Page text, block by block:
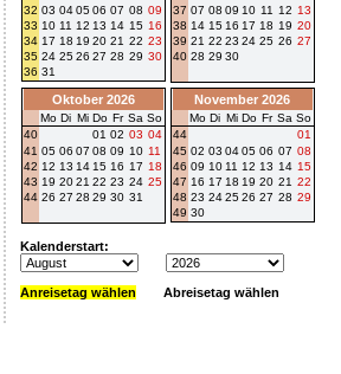
32 03 04 05 06 07 08 09
33 10 11 12 13 14 15 16
34 17 18 19 20 21 22 23
35 24 25 26 27 28 29 30
36 31
37 07 08 09 10 11 12 13
38 14 15 16 17 18 19 20
39 21 22 23 24 25 26 27
40 28 29 30
Oktober 2026
Mo Di Mi Do Fr Sa So
40
01 02 03 04
41 05 06 07 08 09 10 11
42 12 13 14 15 16 17 18
43 19 20 21 22 23 24 25
44 26 27 28 29 30 31
November 2026
Mo Di Mi Do Fr Sa So
44
01
45 02 03 04 05 06 07 08
46 09 10 11 12 13 14 15
47 16 17 18 19 20 21 22
48 23 24 25 26 27 28 29
49 30
Kalenderstart:
Anreisetag wählen Abreisetag wählen